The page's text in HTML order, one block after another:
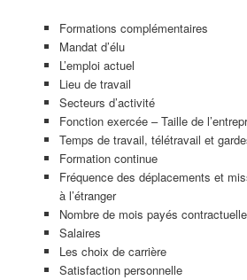
Formations complémentaires
Mandat d’élu
L’emploi actuel
Lieu de travail
Secteurs d’activité
Fonction exercée – Taille de
Temps de travail, télétravail et
Formation continue
Fréquence des déplacements et
à l’étranger
Nombre de mois payés
Salaires
Les choix de carrière
Satisfaction personnelle